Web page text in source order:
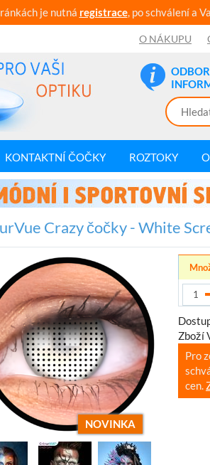
je nutná registrace, po schválení a
O NÁKUPU
KONTAKTNÍ ČOČKY ROZTOKY
Crazy čočky - White
NOVINKA
Zboží
Pro
cen.